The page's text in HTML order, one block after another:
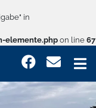
in
elemente.php on line 67